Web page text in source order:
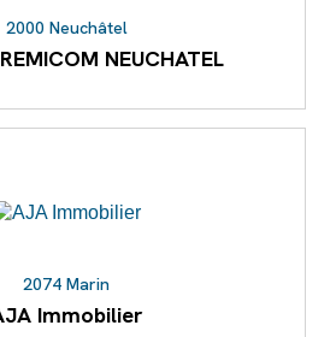
2000 Neuchâtel
NEUCHATEL
2074 Marin
Immobilier